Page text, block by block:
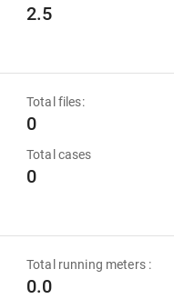
2.5
Total files:
0
Total cases
0
Total running meters :
0.0